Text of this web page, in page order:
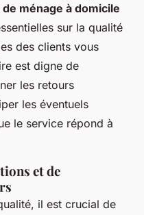
ménage à domicile
sur la qualité
des clients vous
est digne de
les retours
les éventuels
le service répond à
et de
il est crucial de